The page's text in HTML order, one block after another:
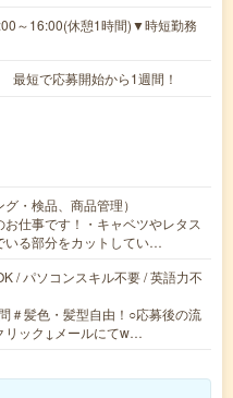
～16:00(休憩1時間)▼時短勤務
短で応募開始から1週間！
・検品、商品管理）
仕事です！・キャベツやレタス
る部分をカットしてい…
/ パソコンスキル不要 / 英語力不
＃髪色・髪型自由！○応募後の流
リック↓メールにてw…